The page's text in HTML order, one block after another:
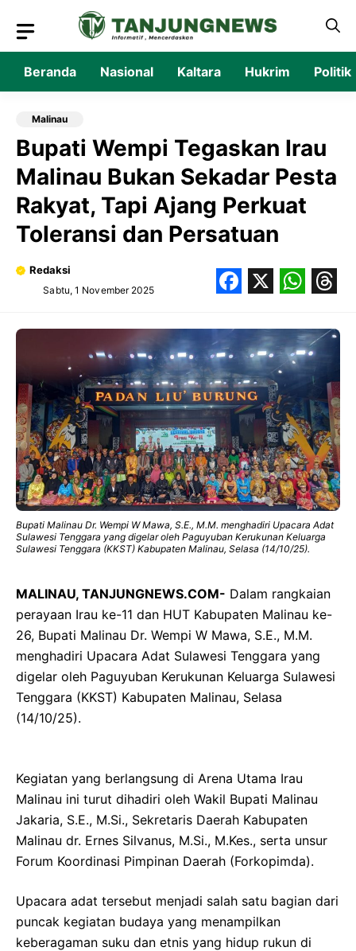
isi
Beranda Nasional Kaltara Hukrim Politik
Malinau
Bupati Wempi Tegaskan Irau
Malinau Bukan Sekadar Pesta
Rakyat, Tapi Ajang Perkuat
Toleransi dan Persatuan
Redaksi
Sabtu, 1 November 2025
Bupati Malinau Dr. Wempi W Mawa, S.E., M.M. menghadiri Upacara Adat
Sulawesi Tenggara yang digelar oleh Paguyuban Kerukunan Keluarga
Sulawesi Tenggara (KKST) Kabupaten Malinau, Selasa (14/10/25).
MALINAU, TANJUNGNEWS.COM- Dalam rangkaian
perayaan Irau ke-11 dan HUT Kabupaten Malinau ke-
26, Bupati Malinau Dr. Wempi W Mawa, S.E., M.M.
menghadiri Upacara Adat Sulawesi Tenggara yang
digelar oleh Paguyuban Kerukunan Keluarga Sulawesi
Tenggara (KKST) Kabupaten Malinau, Selasa
(14/10/25).
Kegiatan yang berlangsung di Arena Utama Irau
Malinau ini turut dihadiri oleh Wakil Bupati Malinau
Jakaria, S.E., M.Si., Sekretaris Daerah Kabupaten
Malinau dr. Ernes Silvanus, M.Si., M.Kes., serta unsur
Forum Koordinasi Pimpinan Daerah (Forkopimda).
Upacara adat tersebut menjadi salah satu bagian dari
puncak kegiatan budaya yang menampilkan
keberagaman suku dan etnis yang hidup rukun di